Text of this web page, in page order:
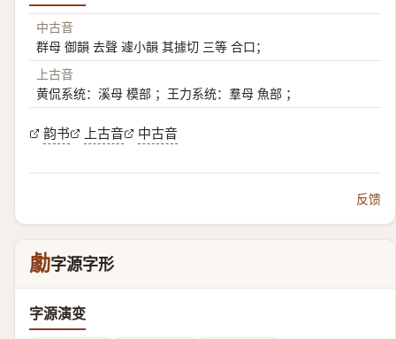
中古音
群母 御韻 去聲 遽小韻 其據切 三等 合口；
上古音
黄侃系统：溪母 模部 ；王力系统：羣母 魚部 ；
韵书 上古音 中古音
反馈
勮字源字形
字源演变